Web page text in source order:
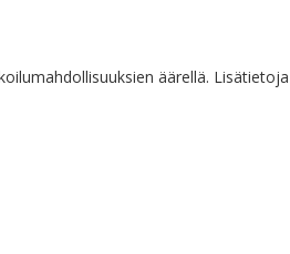
ää­rel­lä.